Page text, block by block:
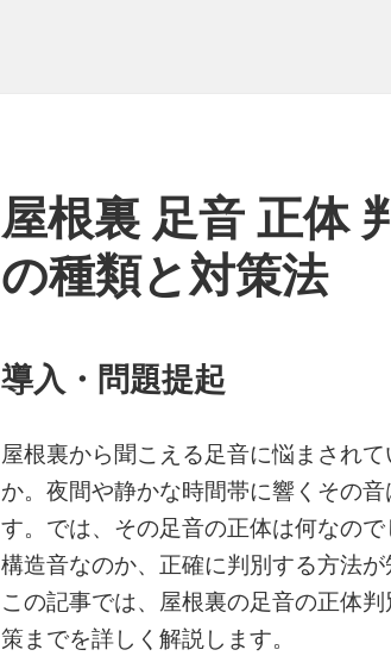
屋根裏 足音 正体
の種類と対策法
導入・問題提起
屋根裏から聞こえる足音に悩まされ
か。夜間や静かな時間帯に響くその
す。では、その足音の正体は何なの
構造音なのか、正確に判別する方法
この記事では、屋根裏の足音の正体
策までを詳しく解説します。